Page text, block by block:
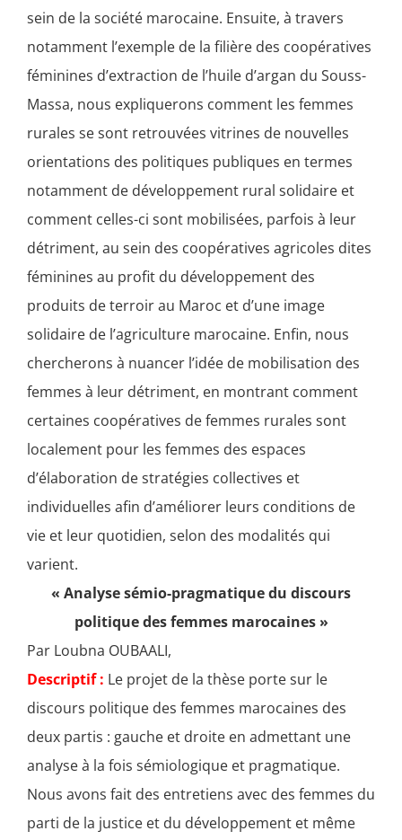
sein de la société marocaine. Ensuite, à travers
notamment l’exemple de la filière des coopératives
féminines d’extraction de l’huile d’argan du Souss-
Massa, nous expliquerons comment les femmes
rurales se sont retrouvées vitrines de nouvelles
orientations des politiques publiques en termes
notamment de développement rural solidaire et
comment celles-ci sont mobilisées, parfois à leur
détriment, au sein des coopératives agricoles dites
féminines au profit du développement des
produits de terroir au Maroc et d’une image
solidaire de l’agriculture marocaine. Enfin, nous
chercherons à nuancer l’idée de mobilisation des
femmes à leur détriment, en montrant comment
certaines coopératives de femmes rurales sont
localement pour les femmes des espaces
d’élaboration de stratégies collectives et
individuelles afin d’améliorer leurs conditions de
vie et leur quotidien, selon des modalités qui
varient.
« Analyse sémio-pragmatique du discours
politique des femmes marocaines »
Par Loubna OUBAALI,
Descriptif : Le projet de la thèse porte sur le
discours politique des femmes marocaines des
deux partis : gauche et droite en admettant une
analyse à la fois sémiologique et pragmatique.
Nous avons fait des entretiens avec des femmes du
parti de la justice et du développement et même